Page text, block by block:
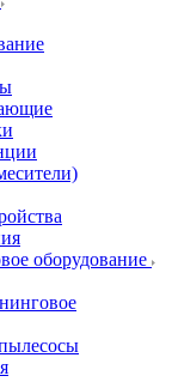
оборудование